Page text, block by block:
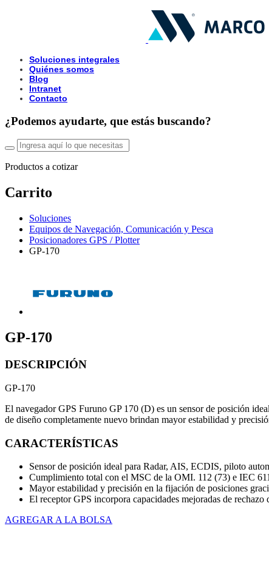
Soluciones integrales
Quiénes somos
Blog
Intranet
Contacto
¿Podemos ayudarte, que estás buscando?
Productos a cotizar
Carrito
Soluciones
Equipos de Navegación, Comunicación y Pesca
Posicionadores GPS / Plotter
GP-170
GP-170
DESCRIPCIÓN
GP-170
El navegador GPS Furuno GP 170 (D) es un sensor de posición
de diseño completamente nuevo brindan mayor estabilidad y
CARACTERÍSTICAS
Sensor de posición ideal para Radar, AIS, ECDIS, piloto
Cumplimiento total con el MSC de la OMI. 112 (73) e IEC
Mayor estabilidad y precisión en la fijación de posiciones
El receptor GPS incorpora capacidades mejoradas de
AGREGAR A LA BOLSA